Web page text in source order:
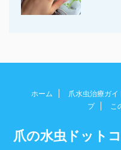
ホーム 爪水虫治療ガイ
プ
こ
爪の水虫ドット